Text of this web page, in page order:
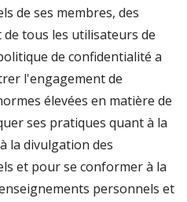
de ses membres, des
tous les utilisateurs de
de confidentialité a
l'engagement de
élevées en matière de
ses pratiques quant à la
la divulgation des
et pour se conformer à la
personnels et